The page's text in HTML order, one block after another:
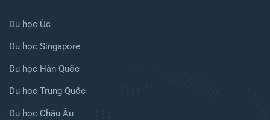
Du học Úc
Du học Singapore
Du học Hàn Quốc
Du học Trung Quốc
Du học Châu Âu